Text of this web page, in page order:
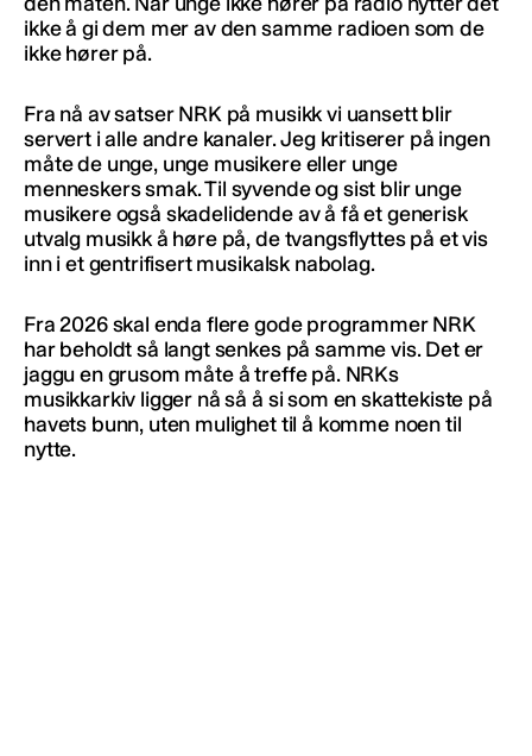
ikke å gi dem mer av den samme radioen som de
ikke hører på.
Fra nå av satser NRK på musikk vi uansett blir
servert i alle andre kanaler. Jeg kritiserer på ingen
måte de unge, unge musikere eller unge
menneskers smak. Til syvende og sist blir unge
musikere også skadelidende av å få et generisk
utvalg musikk å høre på, de tvangsflyttes på et vis
inn i et gentrifisert musikalsk nabolag.
Fra 2026 skal enda flere gode programmer NRK
har beholdt så langt senkes på samme vis. Det er
jaggu en grusom måte å treffe på. NRKs
musikkarkiv ligger nå så å si som en skattekiste på
havets bunn, uten mulighet til å komme noen til
nytte.